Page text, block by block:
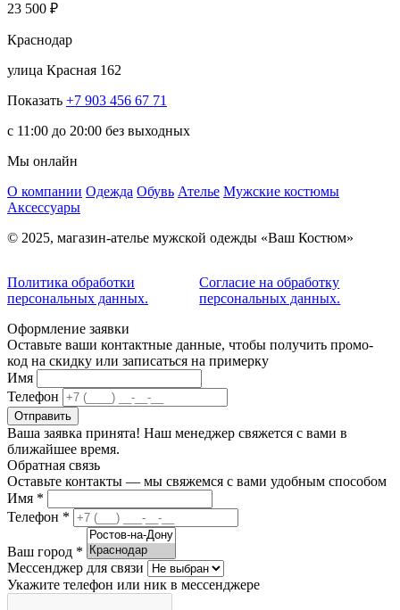
23 500 ₽
Краснодар
улица Красная 162
Показать +7 903 456 67 71
c 11:00 до 20:00 без выходных
Мы онлайн
О компании Одежда Обувь Ателье Мужские костюмы
Аксессуары
© 2025, магазин-ателье мужской одежды «Ваш Костюм»
Политика обработки
персональных данных.
Согласие на обработку
персональных данных.
Оформление заявки
Оставьте ваши контактные данные, чтобы получить промо-
код на скидку или записаться на примерку
Имя
Телефон
Отправить
Ваша заявка принята! Наш менеджер свяжется с вами в
ближайшее время.
Обратная связь
Оставьте контакты — мы свяжемся с вами удобным способом
Имя *
Телефон *
Ваш город *
Мессенджер для связи
Укажите телефон или ник в мессенджере